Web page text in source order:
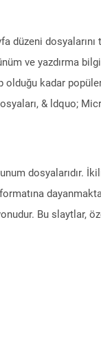
düzeni
ve yazdırma
kadar
& ldquo;
dosyalarıdır.
Bu slaytlar,